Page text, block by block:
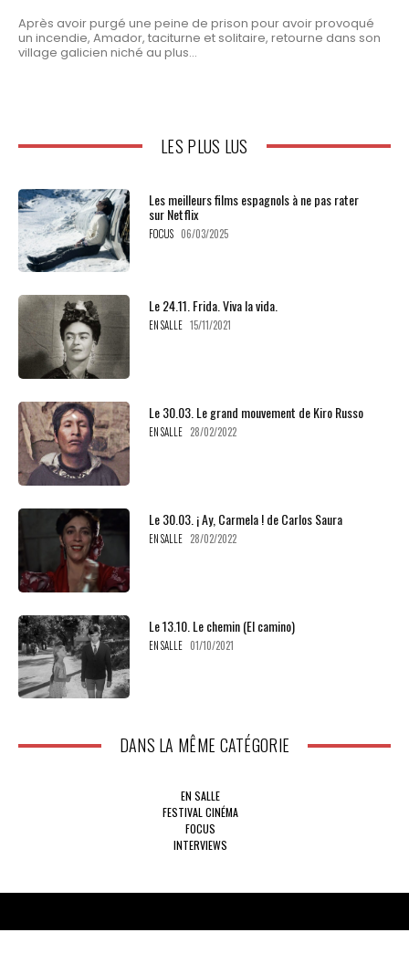
Après avoir purgé une peine de prison pour avoir provoqué
un incendie, Amador, taciturne et solitaire, retourne dans son
village galicien niché au plus...
LES PLUS LUS
Les meilleurs films espagnols à ne pas rater
sur Netflix
FOCUS 06/03/2025
Le 24.11. Frida. Viva la vida.
EN SALLE 15/11/2021
Le 30.03. Le grand mouvement de Kiro Russo
EN SALLE 28/02/2022
Le 30.03. ¡ Ay, Carmela ! de Carlos Saura
EN SALLE 28/02/2022
Le 13.10. Le chemin (El camino)
EN SALLE 01/10/2021
DANS LA MÊME CATÉGORIE
EN SALLE
FESTIVAL CINÉMA
FOCUS
INTERVIEWS